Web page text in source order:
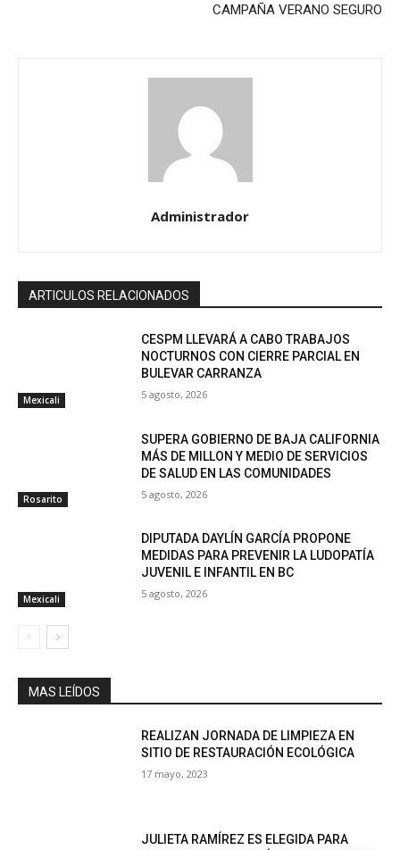
CAMPAÑA VERANO SEGURO
Administrador
ARTICULOS RELACIONADOS
Mexicali
CESPM LLEVARÁ A CABO TRABAJOS
NOCTURNOS CON CIERRE PARCIAL EN
BULEVAR CARRANZA
5 agosto, 2026
Rosarito
SUPERA GOBIERNO DE BAJA CALIFORNIA
MÁS DE MILLON Y MEDIO DE SERVICIOS
DE SALUD EN LAS COMUNIDADES
5 agosto, 2026
Mexicali
DIPUTADA DAYLÍN GARCÍA PROPONE
MEDIDAS PARA PREVENIR LA LUDOPATÍA
JUVENIL E INFANTIL EN BC
5 agosto, 2026
MAS LEÍDOS
REALIZAN JORNADA DE LIMPIEZA EN
SITIO DE RESTAURACIÓN ECOLÓGICA
17 mayo, 2023
JULIETA RAMÍREZ ES ELEGIDA PARA